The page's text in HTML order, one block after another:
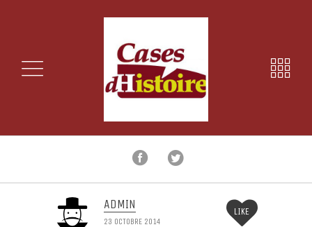
ADMIN
23 OCTOBRE 2014
LIKE